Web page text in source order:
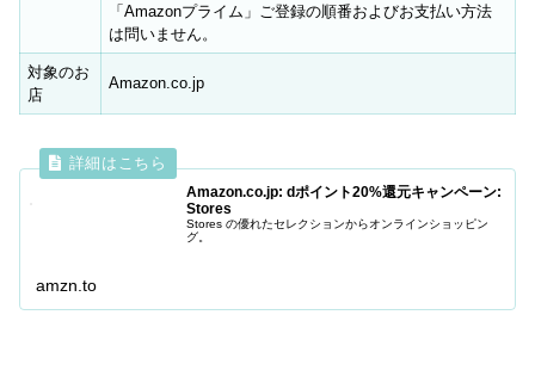
「Amazonプライム」ご登録の順番およびお支払い方法
は問いません。
対象のお
店
Amazon.co.jp
Amazon.co.jp: dポイント20%還元キャンペーン:
Stores
Stores の優れたセレクションからオンラインショッピン
グ。
amzn.to